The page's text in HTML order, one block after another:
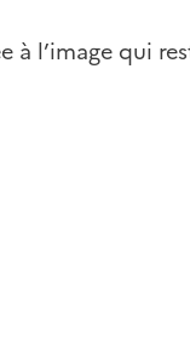
l’image qui